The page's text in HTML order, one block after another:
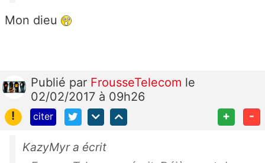
Mon dieu
Publié par FrousseTelecom le
02/02/2017 à 09h26
!
citer + -
KazyMyr a écrit